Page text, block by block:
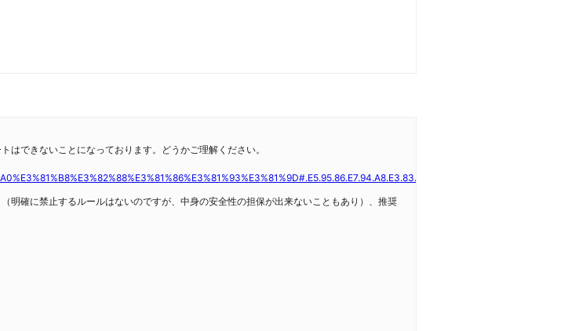
できないことになっております。どうかご理解ください。
確に禁止するルールはないのですが、中身の安全性の担保が出来ないこともあり）、推奨